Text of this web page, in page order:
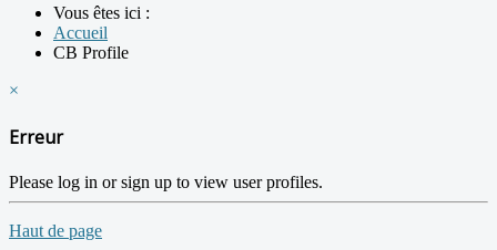
Vous êtes ici :
Accueil
CB Profile
×
Erreur
Please log in or sign up to view user profiles.
Haut de page